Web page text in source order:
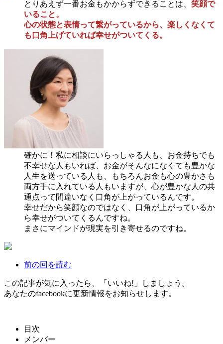
とりあえず一番お金もかからずできることは、 笑顔で
いること。
心の状態と表情って繋がっているから、楽しくなくて
も口角上げていれば幸せがついてくる。
確かに！私に相談にいらっしゃる人も、お金持ちでも
不幸せな人もいれば、お金がそんなになくても豊かな
人生を送っている人も、もちろんお金も心の豊かさも
両方手に入れている人もいますが、心が豊かな人の共
通点って間違いなく口角が上がっているんです。
幸せだから笑顔なのではなく、口角が上がっているか
ら幸せがついてくるんですね。
まさにマインドが現実を引き寄せるのですね。
前の回を読む
この記事が気に入ったら、「いいね!」しましょう。
あなたのfacebookに更新情報をお知らせします。
目次
メンバー